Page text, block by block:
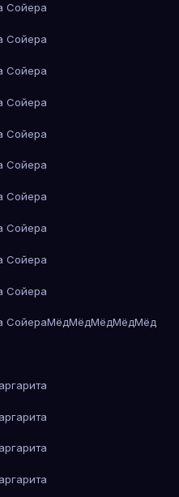
Сойера
Сойера
Сойера
Сойера
Сойера
Сойера
Сойера
Сойера
Сойера
Сойера
СойераМёдМёдМёдМёдМёд